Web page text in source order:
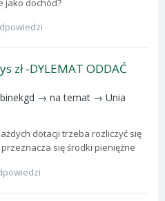
jako dochód?
zł -DYLEMAT ODDAĆ
→ na temat → Unia
dotacji trzeba rozliczyć się
się środki pieniężne